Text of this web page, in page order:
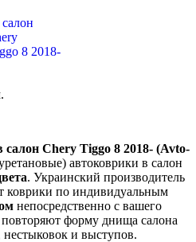
8 2018-
Chery Tiggo 8 2018- (Avto-
автоковрики в салон
. Украинский производитель
коврики по индивидуальным
непосредственно с вашего
форму днища салона
и выступов.